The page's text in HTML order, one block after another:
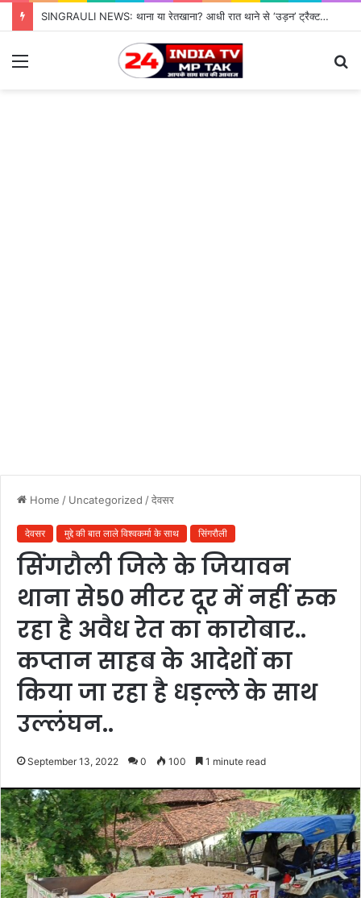
SINGRAULI NEWS: थाना या रेतखाना? आधी रात थाने से ‘उड़न’ ट्रैक्टर, जियावन पुलिस के पहरे में माफिया पास रेत माफिया के आगे नतमस्तक सिस्टम, सुशासन की पोल खोलती जियावन थाने की सनसनीखेज कहानी
Menu
Home / Uncategorized /देवसर
देवसर मुद्दे की बात लाले विश्वकर्मा के साथ सिंगरौली
सिंगरौली जिले के जियावन
थाना से50 मीटर दूर में नहीं रुक
रहा है अवैध रेत का कारोबार..
कप्तान साहब के आदेशों का
किया जा रहा है धड़ल्ले के साथ
उल्लंघन..
September 13, 2022 0 100 1 minute read